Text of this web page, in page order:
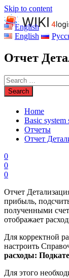
Skip to content
English
English
Отчет
Home
Basic system
Отчеты
Отчет
0
0
0
Отчет
прибыль,
полученными
отображает
Для корректной
настроить
расходы:
Для этого